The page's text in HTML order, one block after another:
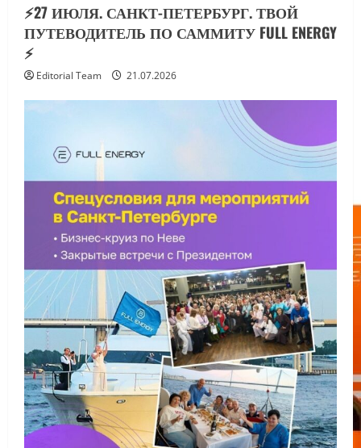
⚡️27 ИЮЛЯ. САНКТ-ПЕТЕРБУРГ. ТВОЙ
ПУТЕВОДИТЕЛЬ ПО САММИТУ FULL ENERGY
⚡️
Editorial Team 21.07.2026